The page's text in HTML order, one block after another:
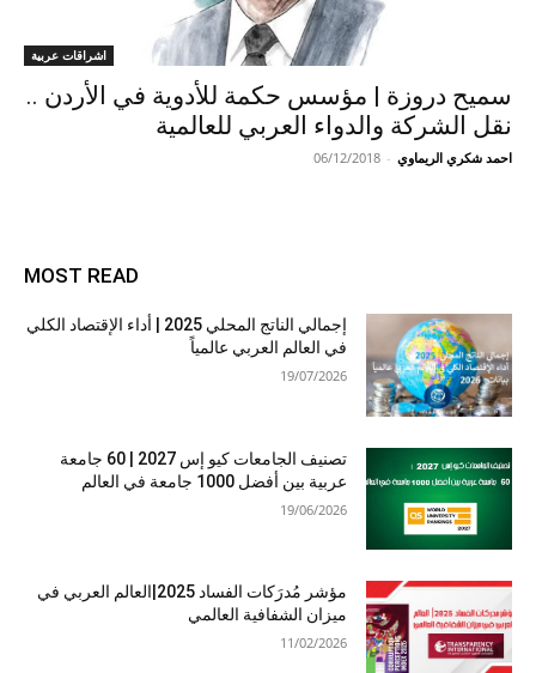
اشراقات عربية
سميح دروزة | مؤسس حكمة للأدوية في الأردن ..
نقل الشركة والدواء العربي للعالمية
احمد شكري الريماوي -
06/12/2018
MOST READ
إجمالي الناتج المحلي 2025 | أداء الإقتصاد الكلي
في العالم العربي عالمياً
19/07/2026
تصنيف الجامعات كيو إس 2027 | 60 جامعة
عربية بين أفضل 1000 جامعة في العالم
19/06/2026
مؤشر مُدرَكات الفساد 2025|العالم العربي في
ميزان الشفافية العالمي
11/02/2026